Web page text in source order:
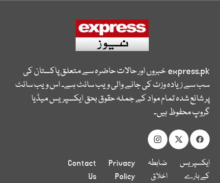
express.pkخبروں اور حالات حاضرہ سے متعلق پاکستان کی
سب سے زیادہ وزٹ کی جانے والی ویب سائٹ ہے۔ اس ویب سائٹ
پر شائع شدہ تمام مواد کے جملہ حقوق بحق ایکسپریس میڈیا
گروپ محفوظ ہیں۔
ایکسپریس
کے بارے
ضابطہ
اخلاق
Privacy
Policy
Contact
Us